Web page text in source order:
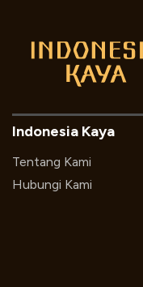
Indonesia Kaya
Tentang Kami
Hubungi Kami